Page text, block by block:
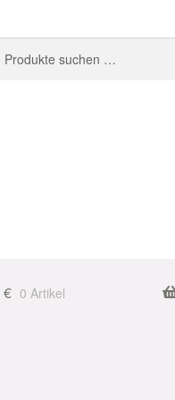
€ 0 Artikel